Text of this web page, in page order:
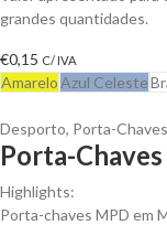
grandes quantidades.
€0,15 C/ IVA
AmareloAzul Celeste
Desporto, Porta-Chaves
Porta-
Highlights:
Porta-chaves MPD em